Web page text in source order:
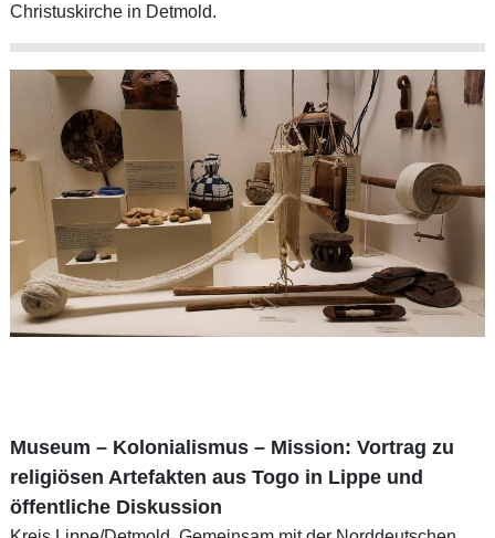
Christuskirche in Detmold.
Museum – Kolonialismus – Mission: Vortrag zu
religiösen Artefakten aus Togo in Lippe und
öffentliche Diskussion